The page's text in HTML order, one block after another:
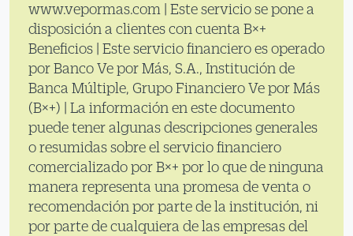
www.vepormas.com | Este servicio se pone a
disposición a clientes con cuenta B×+
Beneficios | Este servicio financiero es operado
por Banco Ve por Más, S.A., Institución de
Banca Múltiple, Grupo Financiero Ve por Más
(B×+) | La información en este documento
puede tener algunas descripciones generales
o resumidas sobre el servicio financiero
comercializado por B×+ por lo que de ninguna
manera representa una promesa de venta o
recomendación por parte de la institución, ni
por parte de cualquiera de las empresas del